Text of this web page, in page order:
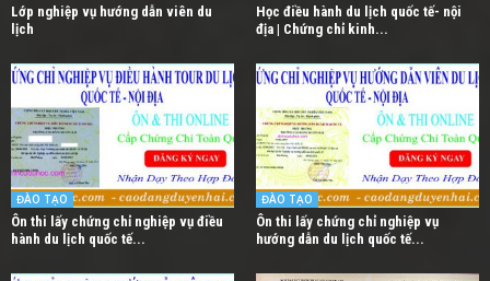
Lớp nghiệp vụ hướng dẫn viên du
lịch
Học điều hành du lịch quốc tế- nội
địa | Chứng chỉ kinh...
ĐÀO TẠO
Ôn thi lấy chứng chỉ nghiệp vụ điều
hành du lịch quốc tế...
ĐÀO TẠO
Ôn thi lấy chứng chỉ nghiệp vụ
hướng dẫn du lịch quốc tế...